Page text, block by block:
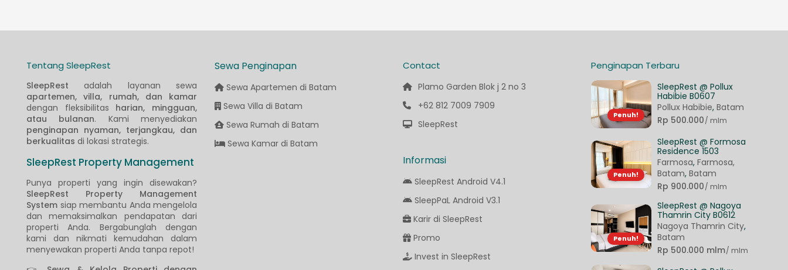
Tentang SleepRest
SleepRest adalah layanan sewa
apartemen, villa, rumah, dan kamar
dengan fleksibilitas harian, mingguan,
atau bulanan. Kami menyediakan
penginapan nyaman, terjangkau, dan
berkualitas di lokasi strategis.
SleepRest Property Management
Punya properti yang ingin disewakan?
SleepRest Property Management
System siap membantu Anda mengelola
dan memaksimalkan pendapatan dari
properti Anda. Bergabunglah dengan
kami dan nikmati kemudahan dalam
menyewakan properti Anda tanpa repot!
Sewa Penginapan
Sewa Apartemen di Batam
Sewa Villa di Batam
Sewa Rumah di Batam
Sewa Kamar di Batam
Contact
Plamo Garden Blok j 2 no 3
+62 812 7009 7909
SleepRest
Informasi
SleepRest Android V4.1
SleepPaL Android V3.1
Karir di SleepRest
Promo
Invest in SleepRest
Penginapan Terbaru
Penuh!
SleepRest @ Pollux
Habibie B0607
Pollux Habibie,Batam
Rp 500.000/ mlm
Penuh!
SleepRest @ Formosa
Residence 1503
Farmosa,Farmosa,
Batam,Batam
Rp 900.000/ mlm
Penuh!
SleepRest @ Nagoya
Thamrin City B0612
Nagoya Thamrin City,
Batam
Rp 500.000 mlm/ mlm